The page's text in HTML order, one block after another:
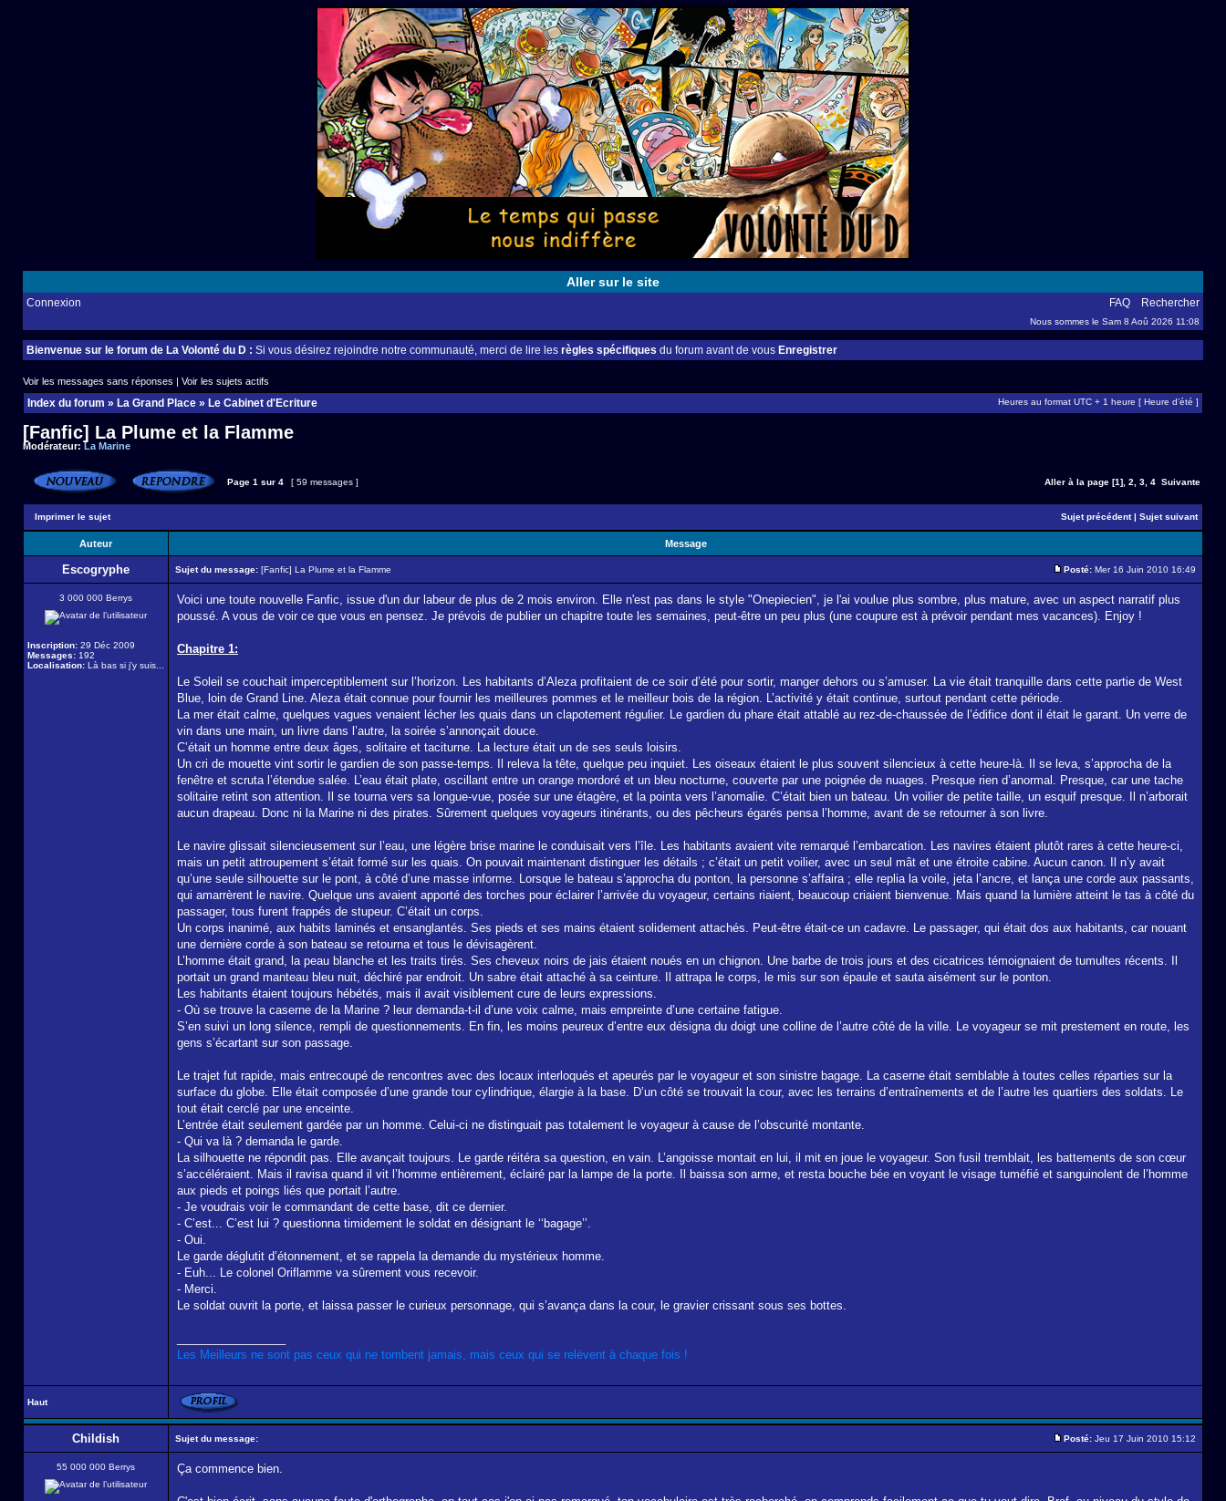
Aller sur le site
Connexion FAQ Rechercher
Nous sommes le Sam 8 Aoû 2026 11:08
Bienvenue sur le forum de La Volonté du D : Si vous désirez rejoindre notre communauté, merci de lire les règles spécifiques du forum avant de vous Enregistrer
Voir les messages sans réponses | Voir les sujets actifs
Index du forum » La Grand Place » Le Cabinet d'Ecriture Heures au format UTC + 1 heure [ Heure d’été ]
[Fanfic] La Plume et la Flamme
Modérateur:La Marine
Page 1 sur 4 [ 59 messages ] Aller à la page [1] 2 3 4 Suivante
Imprimer le sujet Sujet précédent| Sujet suivant
Auteur Message
Escogryphe Sujet du message: [Fanfic] La Plume et la Flamme Posté: Mer 16 Juin 2010 16:49
3 000 000 Berrys
Inscription: 29 Déc 2009
Messages: 192
Localisation: Là bas si j'y suis...
Voici une toute nouvelle Fanfic, issue d'un dur labeur de plus de 2 mois environ. Elle n'est pas dans le style "Onepiecien", je l'ai voulue plus sombre, plus mature, avec un aspect narratif plus
poussé. A vous de voir ce que vous en pensez. Je prévois de publier un chapitre toute les semaines, peut-être un peu plus (une coupure est à prévoir pendant mes vacances). Enjoy !
Chapitre 1:
Le Soleil se couchait imperceptiblement sur l’horizon. Les habitants d’Aleza profitaient de ce soir d’été pour sortir, manger dehors ou s’amuser. La vie était tranquille dans cette partie de West
Blue, loin de Grand Line. Aleza était connue pour fournir les meilleures pommes et le meilleur bois de la région. L’activité y était continue, surtout pendant cette période.
La mer était calme, quelques vagues venaient lécher les quais dans un clapotement régulier. Le gardien du phare était attablé au rez-de-chaussée de l’édifice dont il était le garant. Un verre de
vin dans une main, un livre dans l’autre, la soirée s’annonçait douce.
C’était un homme entre deux âges, solitaire et taciturne. La lecture était un de ses seuls loisirs.
Un cri de mouette vint sortir le gardien de son passe-temps. Il releva la tête, quelque peu inquiet. Les oiseaux étaient le plus souvent silencieux à cette heure-là. Il se leva, s’approcha de la
fenêtre et scruta l’étendue salée. L’eau était plate, oscillant entre un orange mordoré et un bleu nocturne, couverte par une poignée de nuages. Presque rien d’anormal. Presque, car une tache
solitaire retint son attention. Il se tourna vers sa longue-vue, posée sur une étagère, et la pointa vers l’anomalie. C’était bien un bateau. Un voilier de petite taille, un esquif presque. Il n’arborait
aucun drapeau. Donc ni la Marine ni des pirates. Sûrement quelques voyageurs itinérants, ou des pêcheurs égarés pensa l’homme, avant de se retourner à son livre.
Le navire glissait silencieusement sur l’eau, une légère brise marine le conduisait vers l’île. Les habitants avaient vite remarqué l’embarcation. Les navires étaient plutôt rares à cette heure-ci,
mais un petit attroupement s’était formé sur les quais. On pouvait maintenant distinguer les détails ; c’était un petit voilier, avec un seul mât et une étroite cabine. Aucun canon. Il n’y avait
qu’une seule silhouette sur le pont, à côté d’une masse informe. Lorsque le bateau s’approcha du ponton, la personne s’affaira ; elle replia la voile, jeta l’ancre, et lança une corde aux passants,
qui amarrèrent le navire. Quelque uns avaient apporté des torches pour éclairer l’arrivée du voyageur, certains riaient, beaucoup criaient bienvenue. Mais quand la lumière atteint le tas à côté du
passager, tous furent frappés de stupeur. C’était un corps.
Un corps inanimé, aux habits laminés et ensanglantés. Ses pieds et ses mains étaient solidement attachés. Peut-être était-ce un cadavre. Le passager, qui était dos aux habitants, car nouant
une dernière corde à son bateau se retourna et tous le dévisagèrent.
L’homme était grand, la peau blanche et les traits tirés. Ses cheveux noirs de jais étaient noués en un chignon. Une barbe de trois jours et des cicatrices témoignaient de tumultes récents. Il
portait un grand manteau bleu nuit, déchiré par endroit. Un sabre était attaché à sa ceinture. Il attrapa le corps, le mis sur son épaule et sauta aisément sur le ponton.
Les habitants étaient toujours hébétés, mais il avait visiblement cure de leurs expressions.
- Où se trouve la caserne de la Marine ? leur demanda-t-il d’une voix calme, mais empreinte d’une certaine fatigue.
S’en suivi un long silence, rempli de questionnements. En fin, les moins peureux d’entre eux désigna du doigt une colline de l’autre côté de la ville. Le voyageur se mit prestement en route, les
gens s’écartant sur son passage.
Le trajet fut rapide, mais entrecoupé de rencontres avec des locaux interloqués et apeurés par le voyageur et son sinistre bagage. La caserne était semblable à toutes celles réparties sur la
surface du globe. Elle était composée d’une grande tour cylindrique, élargie à la base. D’un côté se trouvait la cour, avec les terrains d’entraînements et de l’autre les quartiers des soldats. Le
tout était cerclé par une enceinte.
L’entrée était seulement gardée par un homme. Celui-ci ne distinguait pas totalement le voyageur à cause de l’obscurité montante.
- Qui va là ? demanda le garde.
La silhouette ne répondit pas. Elle avançait toujours. Le garde réitéra sa question, en vain. L’angoisse montait en lui, il mit en joue le voyageur. Son fusil tremblait, les battements de son cœur
s’accéléraient. Mais il ravisa quand il vit l’homme entièrement, éclairé par la lampe de la porte. Il baissa son arme, et resta bouche bée en voyant le visage tuméfié et sanguinolent de l’homme
aux pieds et poings liés que portait l’autre.
- Je voudrais voir le commandant de cette base, dit ce dernier.
- C’est... C’est lui ? questionna timidement le soldat en désignant le ‘‘bagage’’.
- Oui.
Le garde déglutit d’étonnement, et se rappela la demande du mystérieux homme.
- Euh... Le colonel Oriflamme va sûrement vous recevoir.
- Merci.
Le soldat ouvrit la porte, et laissa passer le curieux personnage, qui s’avança dans la cour, le gravier crissant sous ses bottes.
Les Meilleurs ne sont pas ceux qui ne tombent jamais, mais ceux qui se relèvent à chaque fois !
Haut
Childish Sujet du message: Posté: Jeu 17 Juin 2010 15:12
55 000 000 Berrys Ça commence bien.